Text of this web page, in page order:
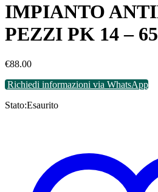
IMPIANTO
PEZZI PK 14 –
€88.00
Richiedi informazioni via WhatsApp
Stato:Esaurito